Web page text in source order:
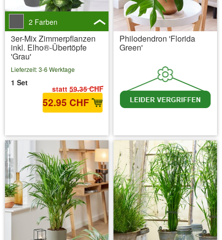
2 Farben
3er-Mix Zimmerpflanzen
inkl. Elho®-Übertöpfe
'Grau'
statt 59.35 CHF
Lieferzeit: 3-6 Werktage
1 Set
52.95 CHF
Philodendron 'Florida
Green'